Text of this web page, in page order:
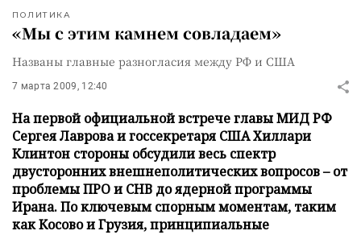
ПОЛИТИКА
«Мы с этим камнем совладаем»
Названы главные разногласия между РФ и США
7 марта 2009, 12:40
На первой официальной встрече главы МИД РФ
Сергея Лаврова и госсекретаря США Хиллари
Клинтон стороны обсудили весь спектр
двусторонних внешнеполитических вопросов – от
проблемы ПРО и СНВ до ядерной программы
Ирана. По ключевым спорным моментам, таким
как Косово и Грузия, принципиальные